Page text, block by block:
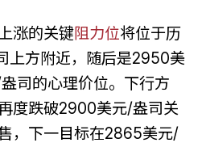
涨的关键阻力位将位于历
上方附近，随后是2950美
司的心理价位。下行方
度跌破2900美元/盎司关
，下一目标在2865美元/